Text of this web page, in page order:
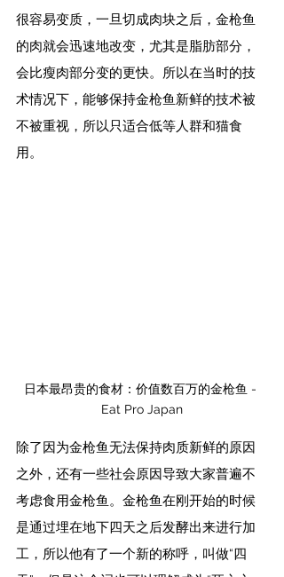
很容易变质，一旦切成肉块之后，金枪鱼
的肉就会迅速地改变，尤其是脂肪部分，
会比瘦肉部分变的更快。所以在当时的技
术情况下，能够保持金枪鱼新鲜的技术被
不被重视，所以只适合低等人群和猫食
用。
日本最昂贵的食材：价值数百万的金枪鱼 -
Eat Pro Japan
除了因为金枪鱼无法保持肉质新鲜的原因
之外，还有一些社会原因导致大家普遍不
考虑食用金枪鱼。金枪鱼在刚开始的时候
是通过埋在地下四天之后发酵出来进行加
工，所以他有了一个新的称呼，叫做“四